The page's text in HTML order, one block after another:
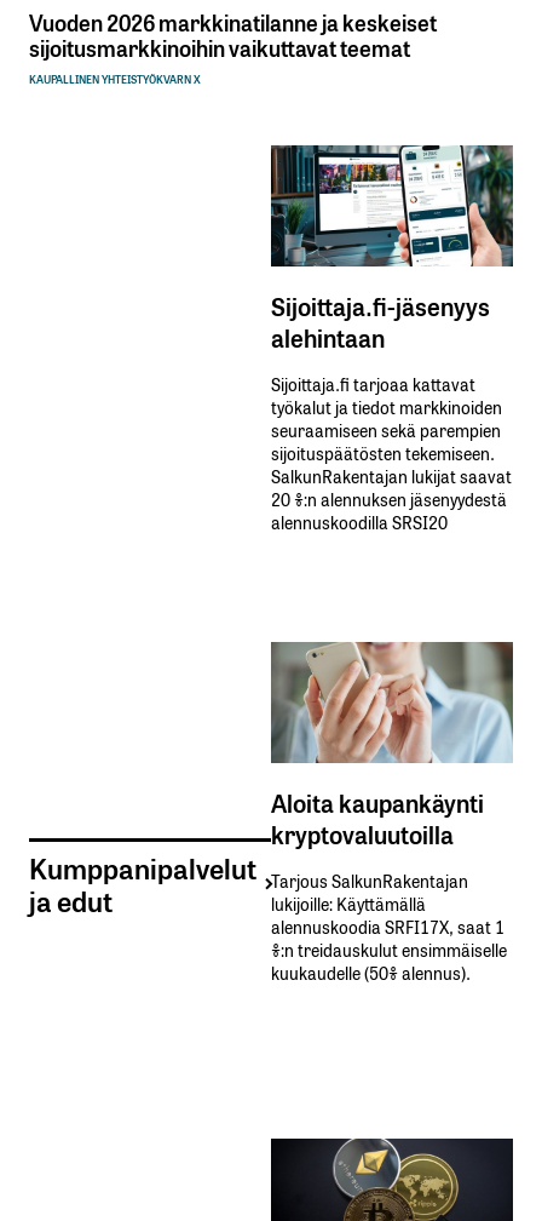
Vuoden 2026 markkinatilanne ja keskeiset
sijoitusmarkkinoihin vaikuttavat teemat
KAUPALLINEN YHTEISTYÖKVARN X
Kumppanipalvelut
ja edut
Sijoittaja.fi-jäsenyys
alehintaan
Sijoittaja.fi tarjoaa kattavat
työkalut ja tiedot markkinoiden
seuraamiseen sekä parempien
sijoituspäätösten tekemiseen.
SalkunRakentajan lukijat saavat
20 %:n alennuksen jäsenyydestä
alennuskoodilla SRSI20
Aloita kaupankäynti
kryptovaluutoilla
Tarjous SalkunRakentajan
lukijoille: Käyttämällä​ ​
alennuskoodia​ ​SRFI17X,​ ​saat​ ​1
%:n treidauskulut​ ​ensimmäiselle​ ​
kuukaudelle​ ​(50%​ ​alennus).